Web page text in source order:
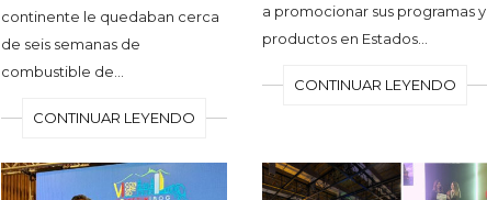
continente le quedaban cerca
de seis semanas de
combustible de…
CONTINUAR LEYENDO
a promocionar sus programas y
productos en Estados…
CONTINUAR LEYENDO